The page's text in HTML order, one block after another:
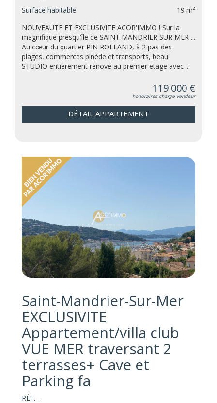
Surface habitable
19 m²
NOUVEAUTE ET EXCLUSIVITE ACOR'IMMO ! Sur la
magnifique presqu'île de SAINT MANDRIER SUR MER ...
Au cœur du quartier PIN ROLLAND, à 2 pas des
plages, commerces pinède et transports, beau
STUDIO entièrement rénové au premier étage avec ...
119 000 €
honoraires charge vendeur
DÉTAIL APPARTEMENT
Saint-Mandrier-Sur-Mer
EXCLUSIVITE
Appartement/villa club
VUE MER traversant 2
terrasses+ Cave et
Parking fa
RÉF. -